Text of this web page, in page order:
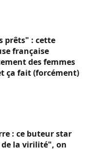
prêts" : cette
française
des femmes
ça fait (forcément)
: ce buteur star
la virilité", on